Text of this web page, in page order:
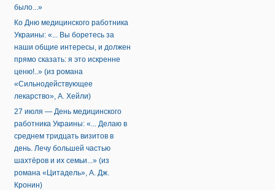
было...»
Ко Дню медицинского работника
Украины: «... Вы боретесь за
наши общие интересы, и должен
прямо сказать: я это искренне
ценю!..» (из романа
«Сильнодействующее
лекарство», А. Хейли)
27 июля — День медицинского
работника Украины: «... Делаю в
среднем тридцать визитов в
день. Лечу большей частью
шахтёров и их семьи...» (из
романа «Цитадель», А. Дж.
Кронин)